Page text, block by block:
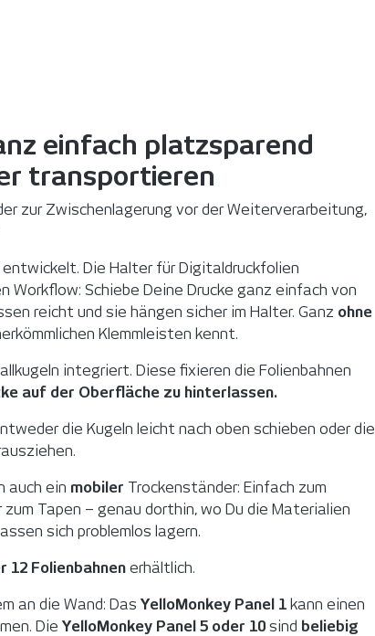
einfach platzsparend
transportieren
zur Zwischenlagerung vor der Weiterverarbeitung,
entwickelt. Die Halter für Digitaldruckfolien
Schiebe Deine Drucke ganz einfach von
reicht und sie hängen sicher im Halter. Ganz ohne
Klemmleisten kennt.
integriert. Diese fixieren die Folienbahnen
auf der Oberfläche zu hinterlassen.
die Kugeln leicht nach oben schieben oder die
auch ein mobiler Trockenständer: Einfach zum
Tapen – genau dorthin, wo Du die Materialien
sich problemlos lagern.
12 Folienbahnen erhältlich.
an die Wand: Das YelloMonkey Panel 1 kann einen
Die YelloMonkey Panel 5 oder 10 sind beliebig